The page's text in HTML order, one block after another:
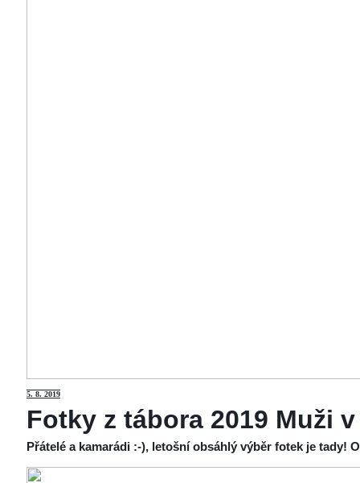
5. 8. 2019
Fotky z tábora 2019 Muži
Přátelé a kamarádi :-), letošní obsáhlý výběr fotek je tady!